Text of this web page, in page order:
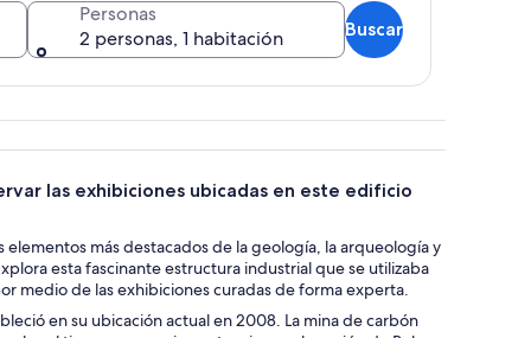
Personas
2 personas, 1 habitación
Buscar
las exhibiciones ubicadas en este edificio
más destacados de la geología, la arqueología y
esta fascinante estructura industrial que se utilizaba
medio de las exhibiciones curadas de forma experta.
en su ubicación actual en 2008. La mina de carbón